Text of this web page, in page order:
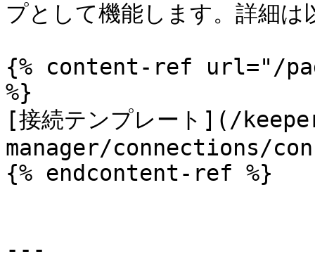
プとして機能します。詳細は
{% content-ref url="/
%}
[接続テンプレート](/
manager/connections/
{% endcontent-ref %}
---